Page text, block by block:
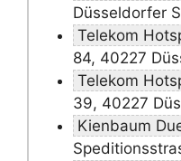
Düsseldorfer
Telekom
84, 40227
Telekom
39, 40227
Kienbaum